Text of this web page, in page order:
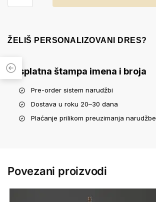
ŽELIŠ PERSONALIZOVANI DRES?
Besplatna štampa imena i broja
Pre-order sistem narudžbi
Dostava u roku 20–30 dana
Plaćanje prilikom preuzimanja narudžbe
Povezani proizvodi